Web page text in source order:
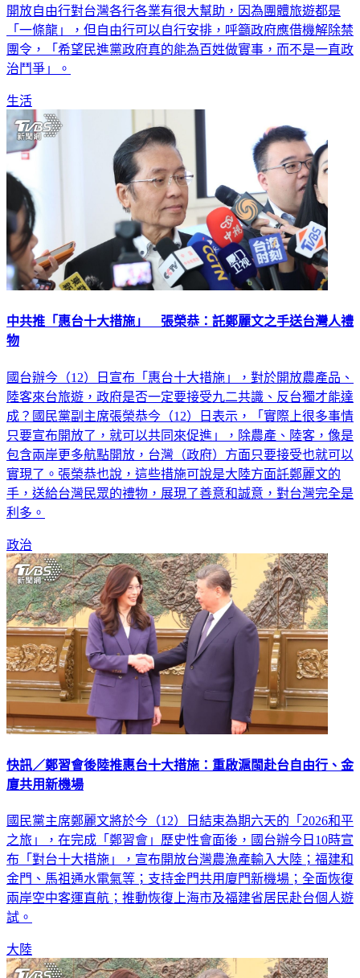
開放自由行對台灣各行各業有很大幫助，因為團體旅遊都是
「一條龍」，但自由行可以自行安排，呼籲政府應借機解除禁
團令，「希望民進黨政府真的能為百姓做實事，而不是一直政
治鬥爭」。
生活
中共推「惠台十大措施」 張榮恭：託鄭麗文之手送台灣人禮
物
國台辦今（12）日宣布「惠台十大措施」，對於開放農產品、
陸客來台旅遊，政府是否一定要接受九二共識、反台獨才能達
成？國民黨副主席張榮恭今（12）日表示，「實際上很多事情
只要宣布開放了，就可以共同來促進」，除農產、陸客，像是
包含兩岸更多航點開放，台灣（政府）方面只要接受也就可以
實現了。張榮恭也說，這些措施可說是大陸方面託鄭麗文的
手，送給台灣民眾的禮物，展現了善意和誠意，對台灣完全是
利多。
政治
快訊／鄭習會後陸推惠台十大措施：重啟滬閩赴台自由行、金
廈共用新機場
國民黨主席鄭麗文將於今（12）日結束為期六天的「2026和平
之旅」，在完成「鄭習會」歷史性會面後，國台辦今日10時宣
布「對台十大措施」，宣布開放台灣農漁產輸入大陸；福建和
金門、馬祖通水電氣等；支持金門共用廈門新機場；全面恢復
兩岸空中客運直航；推動恢復上海市及福建省居民赴台個人遊
試。
大陸